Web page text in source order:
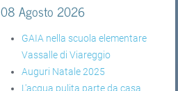
08 Agosto 2026
GAIA nella scuola elementare
Vassalle di Viareggio
Auguri Natale 2025
L'acqua pulita parte da casa